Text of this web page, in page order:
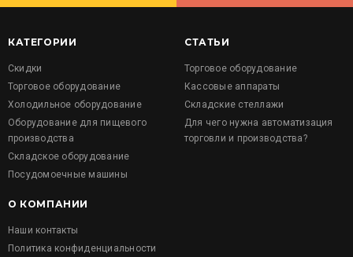
КАТЕГОРИИ
Скидки
Торговое оборудование
Холодильное оборудование
Оборудование для пищевого
производства
Складское оборудование
Посудомоечные машины
СТАТЬИ
Торговое оборудование
Кассовые аппараты
Складские стеллажи
Для чего нужна автоматизация
торговли и производства?
О КОМПАНИИ
Наши контакты
Политика конфиденциальности